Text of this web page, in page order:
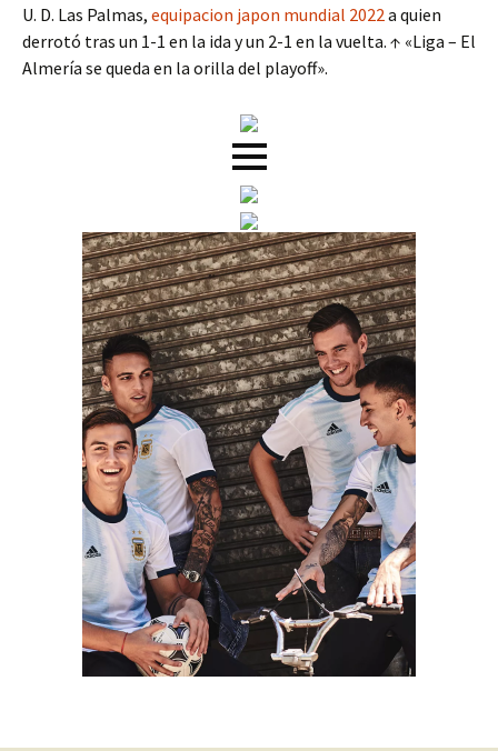
U. D. Las Palmas, equipacion japon mundial 2022a quien
derrotó tras un 1-1 en la ida y un 2-1 en la vuelta. ↑ «Liga – El
Almería se queda en la orilla del playoff».